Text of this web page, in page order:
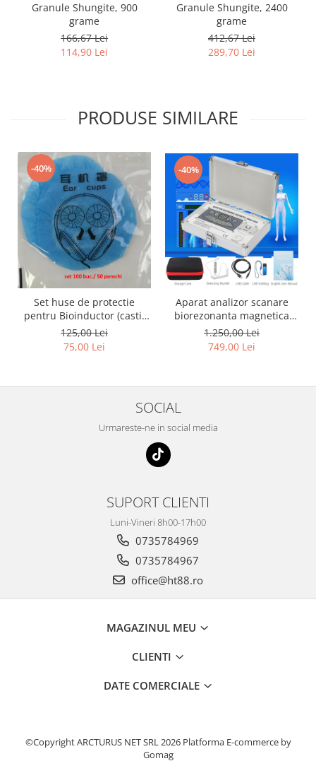
Granule Shungite, 900
grame
166,67 Lei
114,90 Lei
Granule Shungite, 2400
grame
412,67 Lei
289,70 Lei
PRODUSE SIMILARE
-40%
Set huse de protectie
pentru Bioinductor (casti)
NLS, 50 perechi, 100 buc.
125,00 Lei
75,00 Lei
-40%
Aparat analizor scanare
biorezonanta magnetica
QUANTUM generatia 5,
diagnosticare
1.250,00 Lei
749,00 Lei
SOCIAL
Urmareste-ne in social media
SUPORT CLIENTI
Luni-Vineri 8h00-17h00
0735784969
0735784967
office@ht88.ro
MAGAZINUL MEU
CLIENTI
DATE COMERCIALE
©Copyright ARCTURUS NET SRL 2026 Platforma E-commerce by
Gomag